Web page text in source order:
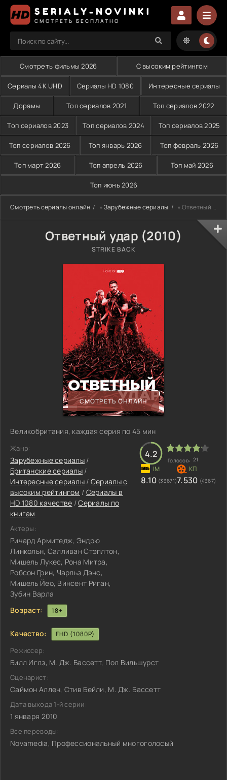
SERIALY-NOVINKI
СМОТРЕТЬ БЕСПЛАТНО
Смотреть фильмы 2026 С высоким рейтингом
Сериалы 4K UHD Сериалы HD 1080 Интересные сериалы
Дорамы Топ сериалов 2021 Топ сериалов 2022
Топ сериалов 2023 Топ сериалов 2024 Топ сериалов 2025
Топ сериалов 2026 Топ январь 2026 Топ февраль 2026
Топ март 2026 Топ апрель 2026 Топ май 2026
Топ июнь 2026
Смотреть сериалы онлайн » Зарубежные сериалы » Ответный удар (2010)
Ответный удар (2010)
STRIKE BACK
СМОТРЕТЬ ОНЛАЙН
Великобритания, каждая серия по 45 мин
Жанр:
Зарубежные сериалы /
Британские сериалы /
Интересные сериалы / Сериалы с
высоким рейтингом / Сериалы в
HD 1080 качестве /Сериалы по
книгам
Актеры:
Ричард Армитедж, Эндрю
Линкольн, Салливан Стэплтон,
Мишель Лукес, Рона Митра,
Робсон Грин, Чарльз Дэнс,
Мишель Йео, Винсент Риган,
Зубин Варла
Возраст:
18+
4.2
Голосов: 21
8.10 (33671)7.530 (4367)
Качество: FHD (1080P)
Режиссер:
Билл Иглз, М. Дж. Бассетт, Пол Вильшурст
Сценарист:
Саймон Аллен, Стив Бейли, М. Дж. Бассетт
Дата выхода 1-й серии:
1 января 2010
Все переводы:
Novamedia, Профессиональный многоголосый